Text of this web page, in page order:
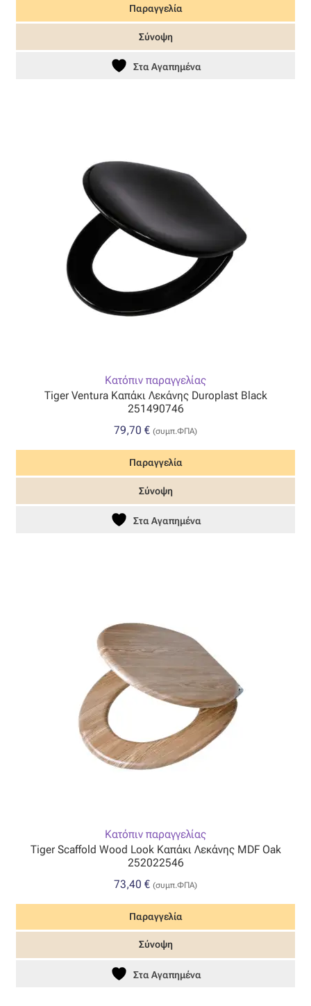
Όροι Χρήσης
ΠΙΣΤΟΠΟΙΗΣΕΙΣ ΧΑΛΙΩΝ COLORE COLORI
Παραγγελία
Σύνοψη
Στα Αγαπημένα
Κατόπιν παραγγελίας
Tiger Ventura Καπάκι Λεκάνης Duroplast Black
251490746
79,70 € (συμπ.ΦΠΑ)
Παραγγελία
Σύνοψη
Στα Αγαπημένα
Κατόπιν παραγγελίας
Tiger Scaffold Wood Look Καπάκι Λεκάνης MDF Oak
252022546
73,40 € (συμπ.ΦΠΑ)
Παραγγελία
Σύνοψη
Στα Αγαπημένα